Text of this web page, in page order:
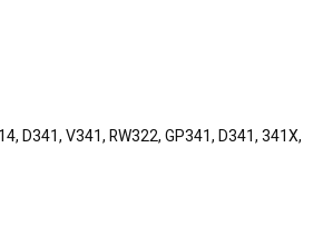
D341, V341, RW322, GP341, D341, 341X,